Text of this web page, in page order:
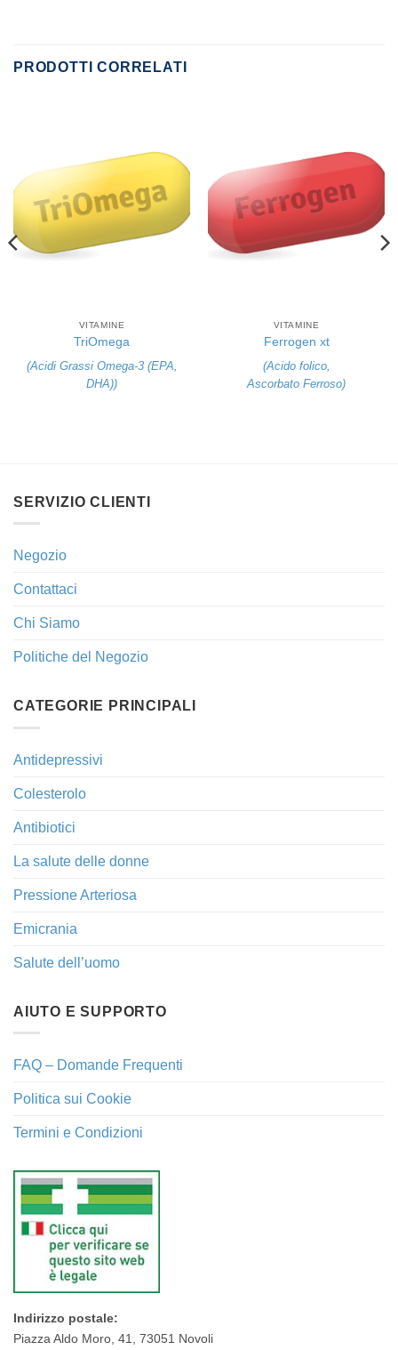
PRODOTTI CORRELATI
VITAMINE
TriOmega
(Acidi Grassi Omega-3 (EPA
DHA))
VITAMINE
Ferrogen xt
(Acido folico,
Ascorbato Ferroso)
SERVIZIO CLIENTI
Negozio
Contattaci
Chi Siamo
Politiche del Negozio
CATEGORIE PRINCIPALI
Antidepressivi
Colesterolo
Antibiotici
La salute delle donne
Pressione Arteriosa
Emicrania
Salute dell’uomo
AIUTO E SUPPORTO
FAQ – Domande Frequenti
Politica sui Cookie
Termini e Condizioni
Indirizzo postale:
Piazza Aldo Moro, 41, 73051 Novoli